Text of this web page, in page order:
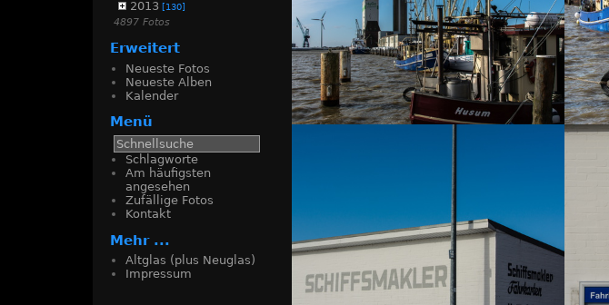
2013 [130]
4897 Fotos
Erweitert
Neueste Fotos
Neueste Alben
Kalender
Menü
Schlagworte
Am häufigsten
angesehen
Zufällige Fotos
Kontakt
Mehr ...
Altglas (plus Neuglas)
Impressum